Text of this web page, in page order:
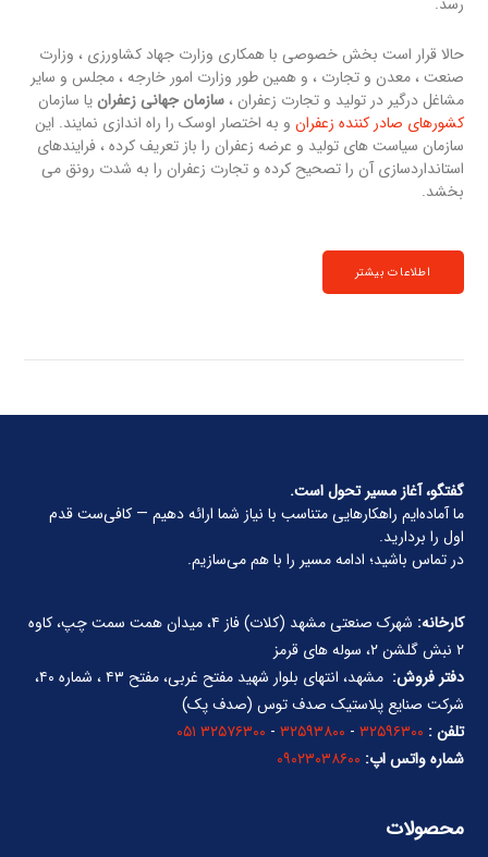
حالا قرار است بخش خصوصی با همکاری وزارت جهاد کشاورزی ، وزارت
صنعت ، معدن و تجارت ، و همین طور وزارت امور خارجه ، مجلس و سایر
مشاغل درگیر در تولید و تجارت زعفران ،سازمان جهانی زعفران یا سازمان
کشورهای صادر کننده زعفران و به اختصار اوسک را راه اندازی نمایند. این
سازمان سیاست های تولید و عرضه زعفران را باز تعریف کرده ، فرایندهای
استانداردسازی آن را تصحیح کرده و تجارت زعفران را به شدت رونق می
بخشد.
اطلاعات بیشتر
گفتگو، آغاز مسیر تحول است.
ما آماده‌ایم راهکارهایی متناسب با نیاز شما ارائه دهیم — کافی‌ست قدم
اول را بردارید.
در تماس باشید؛ ادامه مسیر را با هم می‌سازیم.
کارخانه:
شهرک صنعتی مشهد (کلات) فاز ۴، میدان همت سمت چپ، کاوه
۲ نبش گلشن ۲، سوله های قرمز
دفتر فروش:
مشهد، انتهای بلوار شهید مفتح غربی، مفتح ۴۳ ، شماره ۴۰،
شرکت صنایع پلاستیک صدف توس (صدف پک)
تلفن : ۳۲۵۹۶۳۰۰ - ۳۲۵۹۳۸۰۰ - ۳۲۵۷۶۳۰۰ ۰۵۱
شماره واتس اپ: ۰۹۰۲۳۰۳۸۶۰۰
محصولات